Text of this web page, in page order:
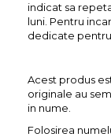
indicat sa
luni. Pentru
dedicate
Acest produs
originale au
in nume.
Folosirea